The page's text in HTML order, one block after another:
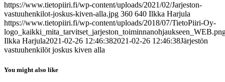
https://www.tietopiiri.fi/wp-content/uploads/2021/02/Jarjeston-
vastuuhenkilot-joskus-kiven-alla.jpg 360 640 Ilkka Harjula
https://www.tietopiiri.fi/wp-content/uploads/2018/07/TietoPiiri-Oy-
Ilkka Harjula2021-02-26 12:46:382021-02-26 12:46:38Järjestön
vastuuhenkilöt joskus kiven alla
You might also like